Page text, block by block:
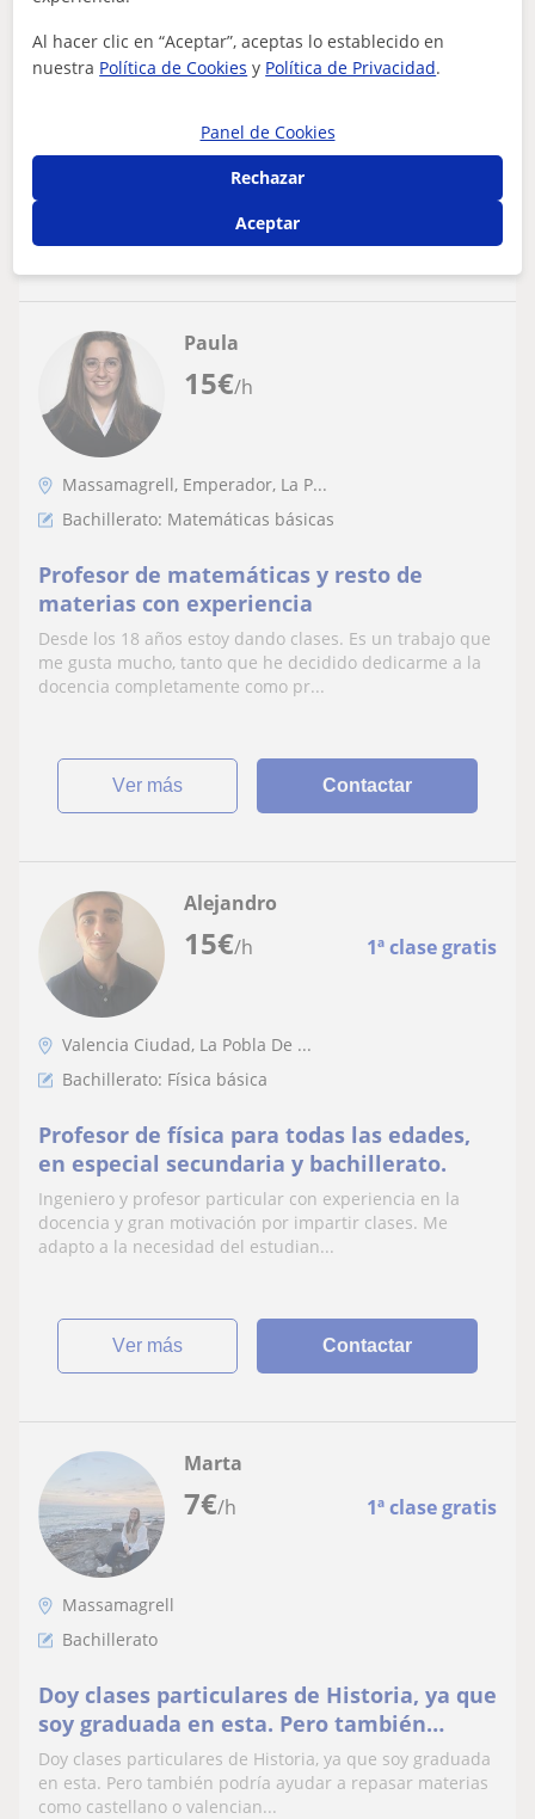
Doy clases particulares de historia,
abarcando ESO y Bachillerato. Consultar
en caso de estar interesado en momentos
Graduado en la carrera de Historia y con el master de
de forma generalista o especí...
15€/h
Paula
Massamagrell, Emperador, La P...
Bachillerato: Matemáticas básicas
Profesor de matemáticas y resto de
materias con experiencia
Desde los 18 años estoy dando clases. Es un trabajo que
me gusta mucho, tanto que he decidido dedicarme a la
docencia completamente como pr...
ver más Contactar
15€/h 1ª clase gratis
Alejandro
Valencia Ciudad, La Pobla De ...
Bachillerato: Física básica
Profesor de física para todas las edades,
en especial secundaria y bachillerato.
Ingeniero y profesor particular con experiencia en la
docencia y gran motivación por impartir clases. Me
adapto a la necesidad del estudian...
ver más Contactar
7€/h 1ª clase gratis
Marta
Massamagrell
Bachillerato
Doy clases particulares de Historia, ya que
soy graduada en esta. Pero también
podría ayudar a repasar materias como
castellano, valenciano o latín
Doy clases particulares de Historia, ya que soy graduada
en esta. Pero también podría ayudar a repasar materias
como castellano o valencian...
Al hacer clic en “Aceptar”, aceptas lo establecido en
nuestra Política de Cookies y Política de Privacidad.
Panel de Cookies
Rechazar
Aceptar